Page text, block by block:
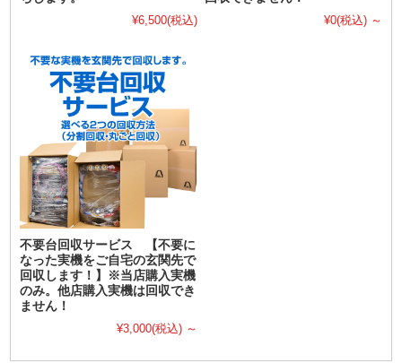
¥6,500(税込)
¥0(税込) ～
不要台回収サービス 【不要に
なった実機をご自宅の玄関先で
回収します！】※当店購入実機
のみ。他店購入実機は回収でき
ません！
¥3,000(税込) ～